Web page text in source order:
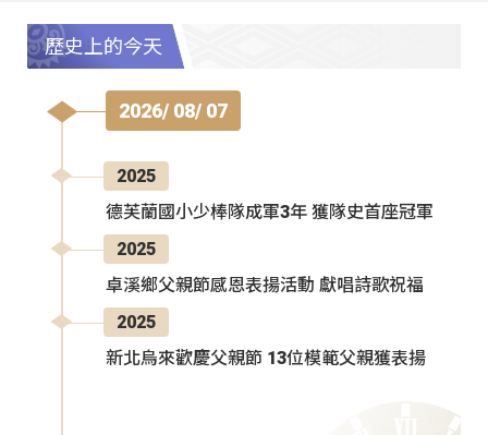
歷史上的今天
2026/ 08/ 07
2025
德芙蘭國小少棒隊成軍3年 獲隊史首座冠軍
2025
卓溪鄉父親節感恩表揚活動 獻唱詩歌祝福
2025
新北烏來歡慶父親節 13位模範父親獲表揚